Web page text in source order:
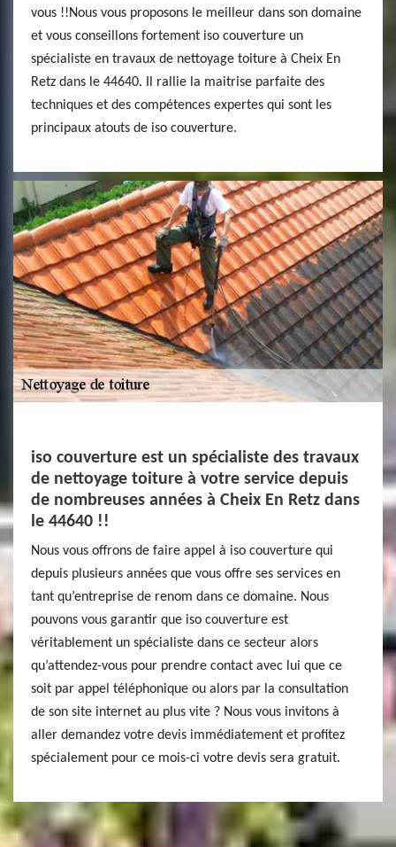
vous !!Nous vous proposons le meilleur dans son domaine
et vous conseillons fortement iso couverture un
spécialiste en travaux de nettoyage toiture à Cheix En
Retz dans le 44640. Il rallie la maitrise parfaite des
techniques et des compétences expertes qui sont les
principaux atouts de iso couverture.
iso couverture est un spécialiste des travaux
de nettoyage toiture à votre service depuis
de nombreuses années à Cheix En Retz dans
le 44640 !!
Nous vous offrons de faire appel à iso couverture qui
depuis plusieurs années que vous offre ses services en
tant qu’entreprise de renom dans ce domaine. Nous
pouvons vous garantir que iso couverture est
véritablement un spécialiste dans ce secteur alors
qu’attendez-vous pour prendre contact avec lui que ce
soit par appel téléphonique ou alors par la consultation
de son site internet au plus vite ? Nous vous invitons à
aller demandez votre devis immédiatement et profitez
spécialement pour ce mois-ci votre devis sera gratuit.